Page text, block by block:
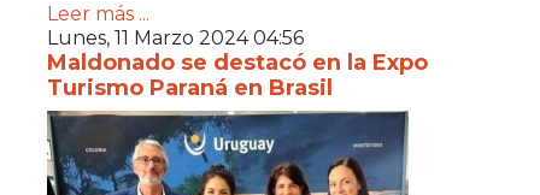
Leer más ...
Lunes, 11 Marzo 2024 04:56
Maldonado se destacó en la Expo
Turismo Paraná en Brasil